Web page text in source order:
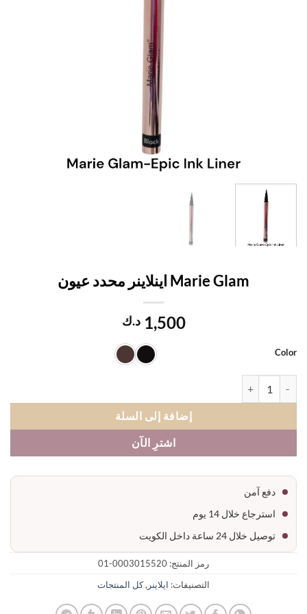
Marie Glam اينلاينر محدد عيون
1,500 د.ك
إضافة إلى السلة
اشترِ الآن
دفع آمن
استرجاع خلال 14 يوم
توصيل خلال 24 ساعة داخل الكويت
رمز المنتج:0003015520-01
التصنيفات:ايلاينر ,كل المنتجات